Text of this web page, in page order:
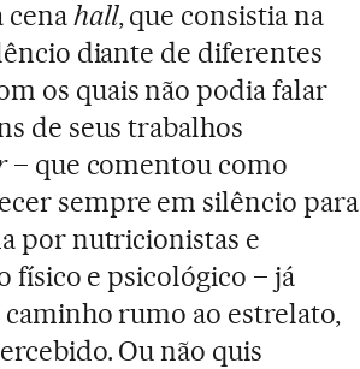
cenahall, que consistia na
diante de diferentes
os quais não podia falar
de seus trabalhos
– que comentou como
sempre em silêncio para
por nutricionistas e
físico e psicológico – já
rumo ao estrelato,
Ou não quis